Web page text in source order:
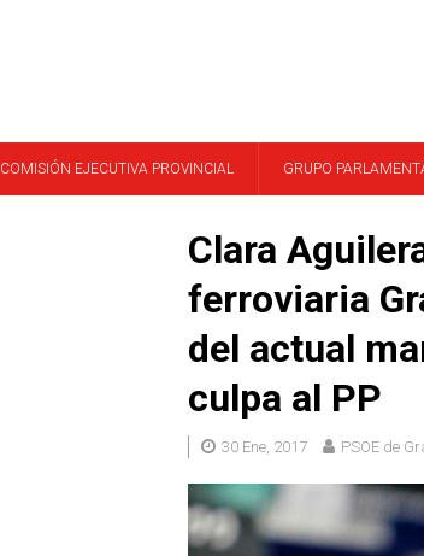
COMISIÓN EJECUTIVA PROVINCIAL GRUPO
Clara
ferroviaria
del actual
culpa al PP
30 Ene, 2017 PSOE de